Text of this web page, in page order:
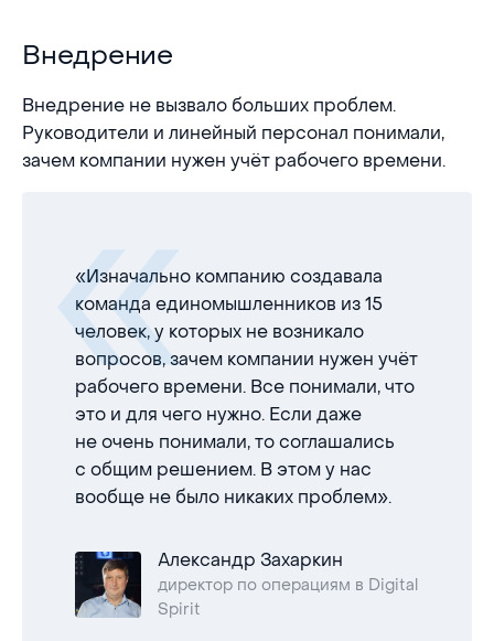
Внедрение
Внедрение
Внедрение не вызвало больших проблем.
Руководители и линейный персонал понимали,
зачем компании нужен учёт рабочего времени.
«Изначально компанию создавала
команда единомышленников из 15
человек, у которых не возникало
вопросов, зачем компании нужен учёт
рабочего времени. Все понимали, что
это и для чего нужно. Если даже
не очень понимали, то соглашались
с общим решением. В этом у нас
вообще не было никаких проблем».
Александр Захаркин
директор по операциям в Digital
Spirit